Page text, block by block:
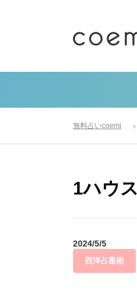
無料占いcoemi
1ハウ
2024/5/5
西洋占星術